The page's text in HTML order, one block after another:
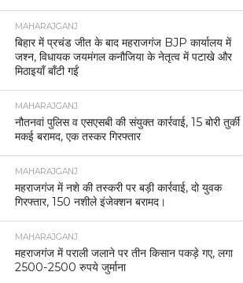
MAHARAJGANJ
बिहार में प्रचंड जीत के बाद महराजगंज BJP कार्यालय में
जश्न, विधायक जयमंगल कनौजिया के नेतृत्व में पटाखे और
मिठाइयाँ बाँटी गईं
MAHARAJGANJ
नौतनवां पुलिस व एसएसबी की संयुक्त कार्रवाई, 15 बोरी तुर्की
मकई बरामद, एक तस्कर गिरफ्तार
MAHARAJGANJ
महराजगंज में नशे की तस्करी पर बड़ी कार्रवाई, दो युवक
गिरफ्तार, 150 नशीले इंजेक्शन बरामद।
MAHARAJGANJ
महराजगंज में पराली जलाने पर तीन किसान पकड़े गए, लगा
2500-2500 रुपये जुर्माना